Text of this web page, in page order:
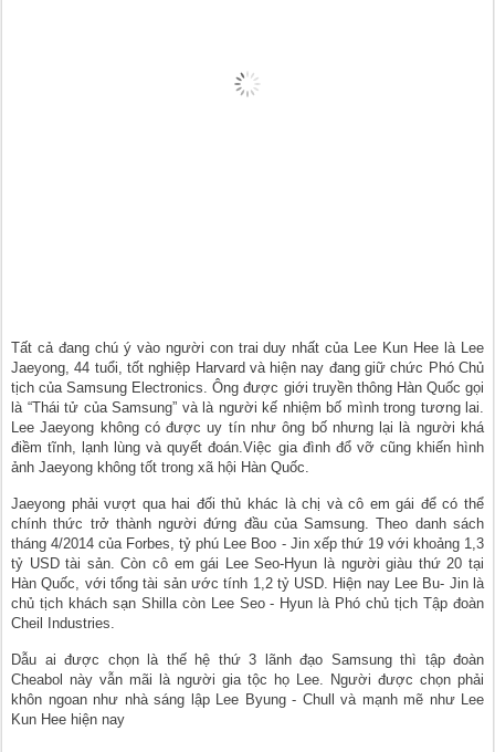
Tất cả đang chú ý vào người con trai duy nhất của Lee Kun Hee là Lee
Jaeyong, 44 tuổi, tốt nghiệp Harvard và hiện nay đang giữ chức Phó Chủ
tịch của Samsung Electronics. Ông được giới truyền thông Hàn Quốc gọi
là “Thái tử của Samsung” và là người kế nhiệm bố mình trong tương lai.
Lee Jaeyong không có được uy tín như ông bố nhưng lại là người khá
điềm tĩnh, lạnh lùng và quyết đoán.Việc gia đình đổ vỡ cũng khiến hình
ảnh Jaeyong không tốt trong xã hội Hàn Quốc.
Jaeyong phải vượt qua hai đối thủ khác là chị và cô em gái để có thể
chính thức trở thành người đứng đầu của Samsung. Theo danh sách
tháng 4/2014 của Forbes, tỷ phú Lee Boo - Jin xếp thứ 19 với khoảng 1,3
tỷ USD tài sản. Còn cô em gái Lee Seo-Hyun là người giàu thứ 20 tại
Hàn Quốc, với tổng tài sản ước tính 1,2 tỷ USD. Hiện nay Lee Bu- Jin là
chủ tịch khách sạn Shilla còn Lee Seo - Hyun là Phó chủ tịch Tập đoàn
Cheil Industries.
Dẫu ai được chọn là thế hệ thứ 3 lãnh đạo Samsung thì tập đoàn
Cheabol này vẫn mãi là người gia tộc họ Lee. Người được chọn phải
khôn ngoan như nhà sáng lập Lee Byung - Chull và mạnh mẽ như Lee
Kun Hee hiện nay